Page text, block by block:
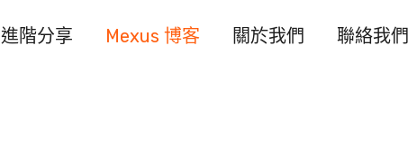
進階分享 Mexus 博客 關於我們 聯絡我們